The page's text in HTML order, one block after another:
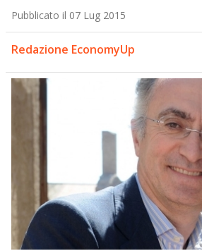
Pubblicato il 07 Lug 2015
Redazione EconomyUp